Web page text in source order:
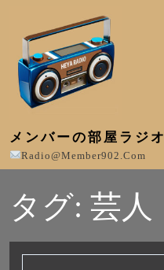
メンバーの部屋ラジオ
Radio@member902.com
タグ: 芸人